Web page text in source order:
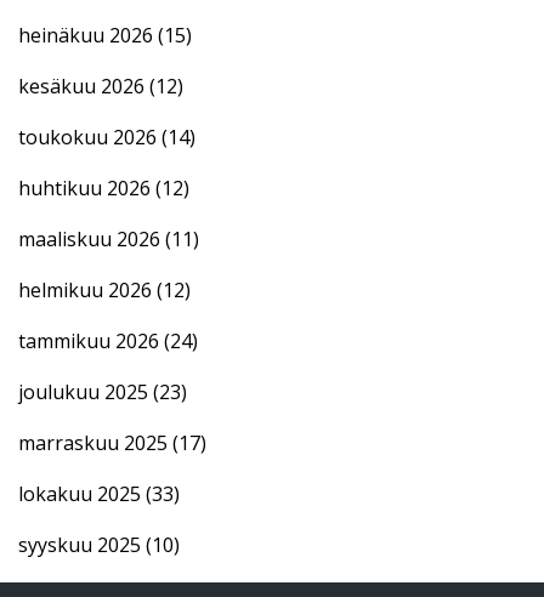
heinäkuu 2026 (15)
kesäkuu 2026 (12)
toukokuu 2026 (14)
huhtikuu 2026 (12)
maaliskuu 2026 (11)
helmikuu 2026 (12)
tammikuu 2026 (24)
joulukuu 2025 (23)
marraskuu 2025 (17)
lokakuu 2025 (33)
syyskuu 2025 (10)